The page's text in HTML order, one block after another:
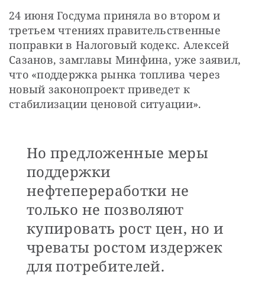
24 июня Госдума приняла во втором и
третьем чтениях правительственные
поправки в Налоговый кодекс. Алексей
Сазанов, замглавы Минфина, уже заявил,
что «поддержка рынка топлива через
новый законопроект приведет к
стабилизации ценовой ситуации».
Но предложенные меры
поддержки
нефтепереработки не
только не позволяют
купировать рост цен, но и
чреваты ростом издержек
для потребителей.